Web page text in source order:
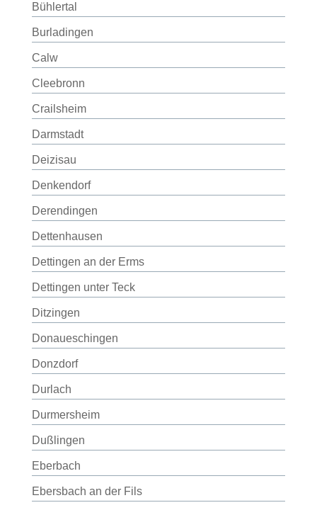
Bühlertal
Burladingen
Calw
Cleebronn
Crailsheim
Darmstadt
Deizisau
Denkendorf
Derendingen
Dettenhausen
Dettingen an der Erms
Dettingen unter Teck
Ditzingen
Donaueschingen
Donzdorf
Durlach
Durmersheim
Dußlingen
Eberbach
Ebersbach an der Fils